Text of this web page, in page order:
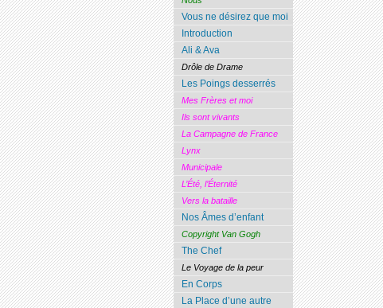
Vous ne désirez que moi
Introduction
Ali & Ava
Drôle de Drame
Les Poings desserrés
Mes Frères et moi
Ils sont vivants
La Campagne de France
Lynx
Municipale
L’Été, l’Éternité
Vers la bataille
Nos Âmes d’enfant
Copyright Van Gogh
The Chef
Le Voyage de la peur
En Corps
La Place d’une autre